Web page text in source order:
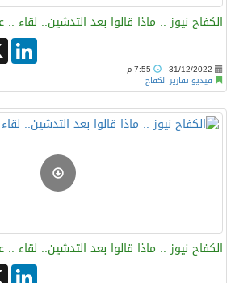
الكفاح نيوز .. ماذا قالوا بعد التدشين.. لقاء ..
X
31/12/2022
فيديو تقارير الكفاح
الكفاح نيوز .. ماذا قالوا بعد التدشين.. لقاء ..
X